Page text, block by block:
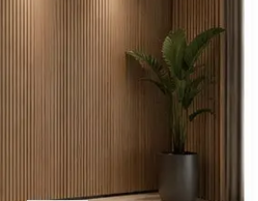
الرياض
للديكورات